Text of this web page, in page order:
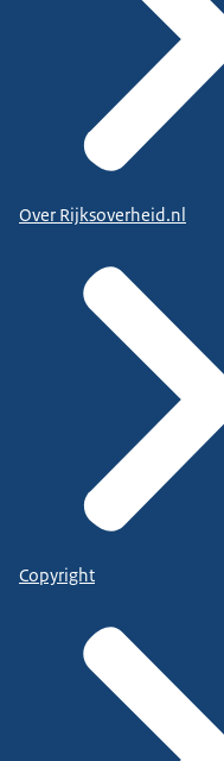
Over Rijksoverheid.nl
Copyright